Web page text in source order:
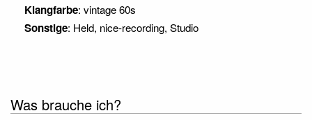
Klangfarbe: vintage 60s
Sonstige: Held, nice-recording, Studio
Was brauche ich?